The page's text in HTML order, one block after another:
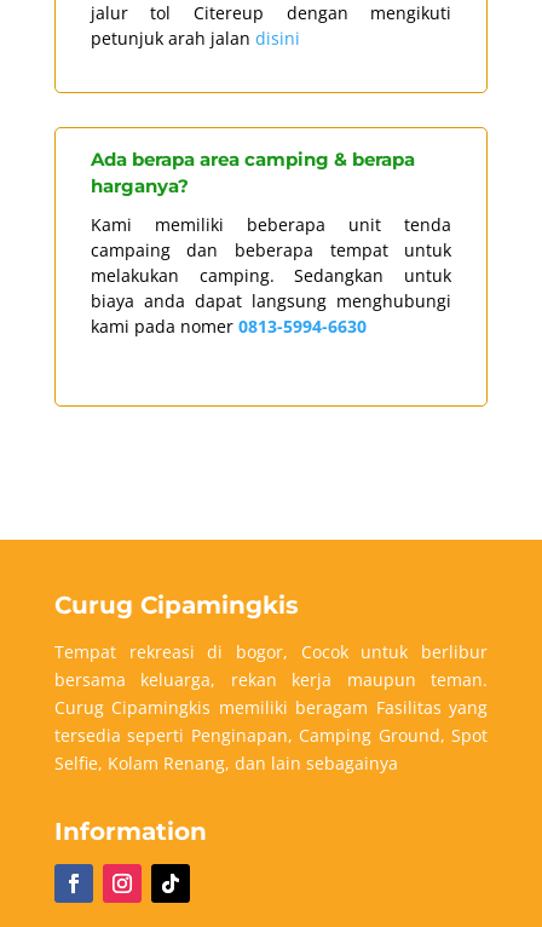
jalur tol Citereup dengan mengikuti
petunjuk arah jalan disini
Ada berapa area camping & berapa
harganya?
Kami memiliki beberapa unit tenda
campaing dan beberapa tempat untuk
melakukan camping. Sedangkan untuk
biaya anda dapat langsung menghubungi
kami pada nomer 0813-5994-6630
Curug Cipamingkis
Tempat rekreasi di bogor, Cocok untuk berlibur
bersama keluarga, rekan kerja maupun teman.
Curug Cipamingkis memiliki beragam Fasilitas yang
tersedia seperti Penginapan, Camping Ground, Spot
Selfie, Kolam Renang, dan lain sebagainya
Information